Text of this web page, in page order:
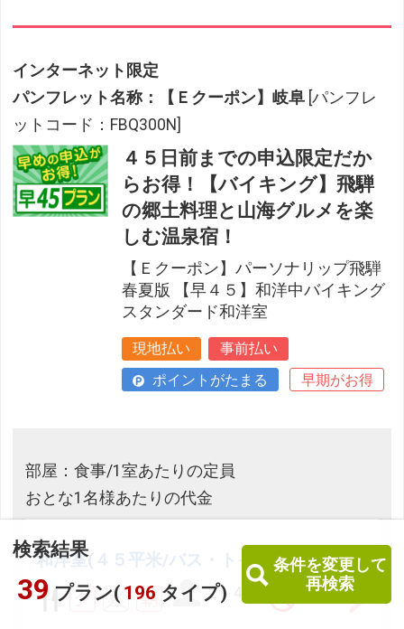
検索結果
39 プラン( 196 タイプ)
条件を変更して
再検索
インターネット限定
パンフレット名称：【Ｅクーポン】岐阜 [パンフレ
ットコード：FBQ300N]
４５日前までの申込限定だか
らお得！【バイキング】飛騨
の郷土料理と山海グルメを楽
しむ温泉宿！
【Ｅクーポン】パーソナリップ飛騨
春夏版 【早４５】和洋中バイキング
スタンダード和洋室
現地払い
事前払い
ポイントがたまる
早期がお得
部屋：食事/1室あたりの定員
おとな1名様あたりの代金
和洋室(４５平米/バス・トイレ付)
2～4名